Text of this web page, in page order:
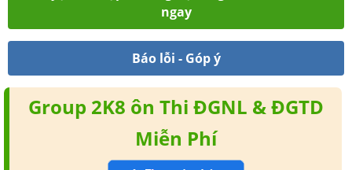
ngay
Báo lỗi - Góp ý
Group 2K8 ôn Thi ĐGNL & ĐGTD
Miễn Phí